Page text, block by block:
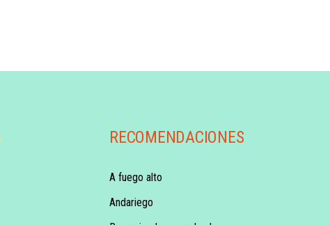
RECOMENDACIONES
A fuego alto
Andariego